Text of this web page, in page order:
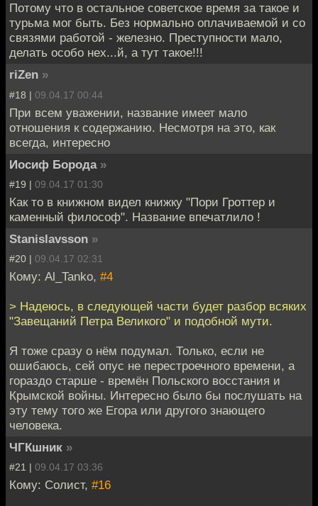
Потому что в остальное советское время за такое и
турьма мог быть. Без нормально оплачиваемой и со
связями работой - железно. Преступности мало,
делать особо нех...й, а тут такое!!!
riZen »
#18 | 09.04.17 00:44
При всем уважении, название имеет мало
отношения к содержанию. Несмотря на это, как
всегда, интересно
Иосиф Борода »
#19 | 09.04.17 01:30
Как то в книжном видел книжку "Пори Гроттер и
каменный философ". Название впечатлило !
Stanislavsson »
#20 | 09.04.17 02:31
Кому: Al_Tanko, #4
> Надеюсь, в следующей части будет разбор всяких
"Завещаний Петра Великого" и подобной мути.
Я тоже сразу о нём подумал. Только, если не
ошибаюсь, сей опус не перестроечного времени, а
гораздо старше - времён Польского восстания и
Крымской войны. Интересно было бы послушать на
эту тему того же Егора или другого знающего
человека.
ЧГКшник »
#21 | 09.04.17 03:36
Кому: Солист, #16